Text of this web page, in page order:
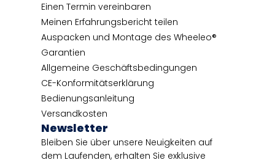
Einen Termin vereinbaren
Meinen Erfahrungsbericht teilen
Auspacken und Montage des Wheeleo®
Garantien
Allgemeine Geschäftsbedingungen
CE-Konformitätserklärung
Bedienungsanleitung
Versandkosten
Newsletter
Bleiben Sie über unsere Neuigkeiten auf
dem Laufenden, erhalten Sie exklusive